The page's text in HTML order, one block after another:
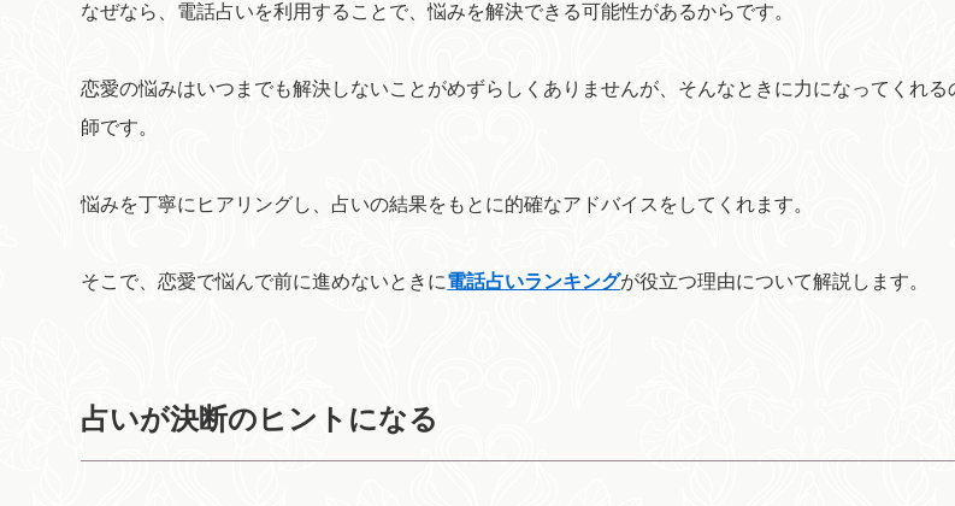
なぜなら、電話占いを利用することで、悩みを解決できる可能性があるからです。
恋愛の悩みはいつまでも解決しないことがめずらしくありませんが、そんなときに力になってくれる
師です。
悩みを丁寧にヒアリングし、占いの結果をもとに的確なアドバイスをしてくれます。
そこで、恋愛で悩んで前に進めないときに電話占いランキングが役立つ理由について解説します。
占いが決断のヒントになる